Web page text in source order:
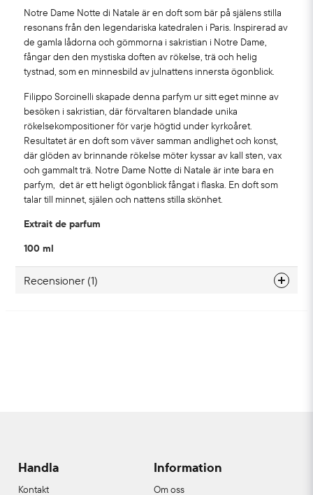
Notre Dame Notte di Natale är en doft som bär på själens stilla
resonans från den legendariska katedralen i Paris. Inspirerad av
de gamla lådorna och gömmorna i sakristian i Notre Dame,
fångar den den mystiska doften av rökelse, trä och helig
tystnad, som en minnesbild av julnattens innersta ögonblick.
Filippo Sorcinelli skapade denna parfym ur sitt eget minne av
besöken i sakristian, där förvaltaren blandade unika
rökelsekompositioner för varje högtid under kyrkoåret.
Resultatet är en doft som väver samman andlighet och konst,
där glöden av brinnande rökelse möter kyssar av kall sten, vax
och gammalt trä. Notre Dame Notte di Natale är inte bara en
parfym, det är ett heligt ögonblick fångat i flaska. En doft som
talar till minnet, själen och nattens stilla skönhet.
Extrait de parfum
100 ml
Recensioner (1)
Handla
Kontakt
Information
Om oss